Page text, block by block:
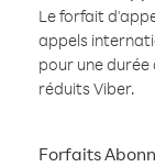
Le forfait
appels
pour une
réduits Viber.
Forfaits